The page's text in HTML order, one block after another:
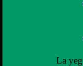
La